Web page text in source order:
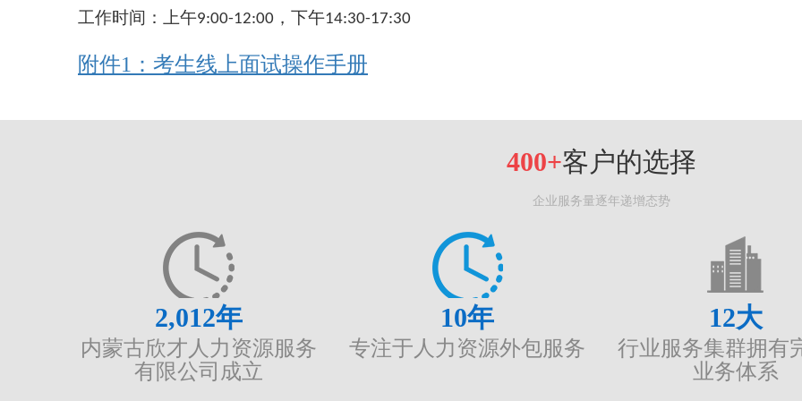
工作时间：上午9:00-12:00 ，下午14:30-17:30
附件1：考生线上面试操作手册
400+客户的选择
企业服务量逐年递增态势
2,012年
内蒙古欣才人力资源服务
有限公司成立
10年
专注于人力资源外包服务
12大
行业服务集群拥有
业务体系